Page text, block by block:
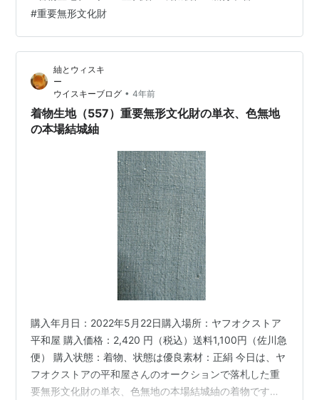
の部分を使っています。 uribouwataru.com この生地は
藍色がとても美しく、お気に入りの生地の１つです。こ
のような素敵な生地を入手できると、生地集めが止めら
れなくなってしまいます。 底は先日購入した重要無形文
化財の結城紬の衽の部分を使いました。
uribouwataru.com 少し…
#重要無形文化財
紬とウィスキ
ウイスキーブログ • 4年前
着物生地（557）重要無形文化財の単衣、色無地
の本場結城紬
購入年月日：2022年5月22日購入場所：ヤフオクストア
平和屋 購入価格：2,420 円（税込）送料1,100円（佐川急
便） 購入状態：着物、状態は優良素材：正絹 今日は、ヤ
フオクストアの平和屋さんのオークションで落札した重
要無形文化財の単衣、色無地の本場結城紬の着物です。